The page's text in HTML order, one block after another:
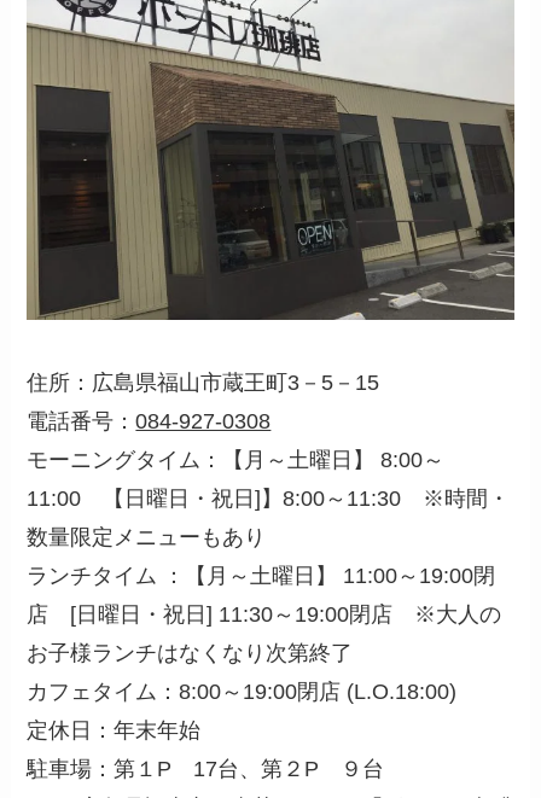
住所：広島県福山市蔵王町3－5－15
電話番号：084-927‐0308
モーニングタイム：【月～土曜日】 8:00～
11:00 【日曜日・祝日]】8:00～11:30 ※時間・
数量限定メニューもあり
ランチタイム ：【月～土曜日】 11:00～19:00閉
店 [日曜日・祝日] 11:30～19:00閉店 ※大人の
お子様ランチはなくなり次第終了
カフェタイム：8:00～19:00閉店 (L.O.18:00)
定休日：年末年始
駐車場：第１P 17台、第２P ９台